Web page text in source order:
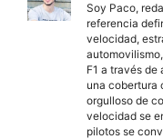
Soy Paco,
referencia
velocidad,
F1 a través
una cobertura
orgulloso de
velocidad se
pilotos se